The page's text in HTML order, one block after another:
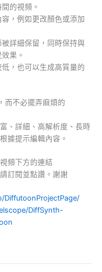
的視頻。
，例如更改顏色或添加
詳細保留，同時保持與
果。
，也可以生成高質量的
而不必擺弄麻煩的
、詳細、高解析度、長時
據提示編輯內容。
頻下方的連結
訂閱並點讚。謝謝
DiffutoonProjectPage/
DiffSynth-